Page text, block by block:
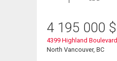
4 195 000 $
4399 Highland Boulevard
North Vancouver, BC